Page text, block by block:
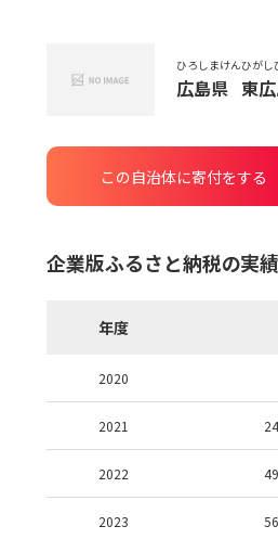
ひろしまけん
広島県
ひがし
東
この自治体に寄付をする
企業版ふるさと納税の実績
年度
2020
2021
2022
2023